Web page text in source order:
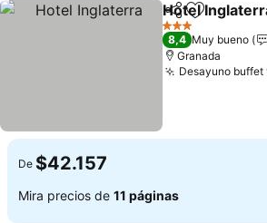
CompartirAgregar a
Hotel
3 Estrellas
8,4 Muy bueno
Granada
Desayuno buffet
De $42.157
Mira precios de 11 páginas